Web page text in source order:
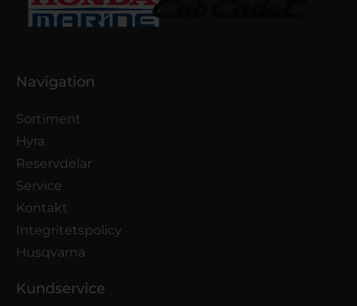
Navigation
Sortiment
Hyra
Reservdelar
Service
Kontakt
Integritetspolicy
Husqvarna
Kundservice